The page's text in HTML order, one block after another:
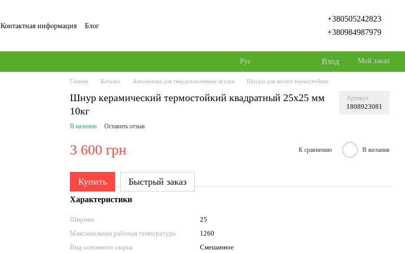
Контактная информация
Блог
+380505242823
+380984987979
Рус Вход Мой заказ
Главная Каталог Автоматика для твердотопливных котлов Шнуры для котлов термостойкие
Шнур керамический термостойкий квадратный 25х25 мм
10кг
Артикул
1808923081
В наличии Оставить отзыв
3 600 грн К сравнению В желания
Купить Быстрый заказ
Характеристики
Ширина
25
Максимальная рабочая температура
1260
Вид основного сырья
Смешанное